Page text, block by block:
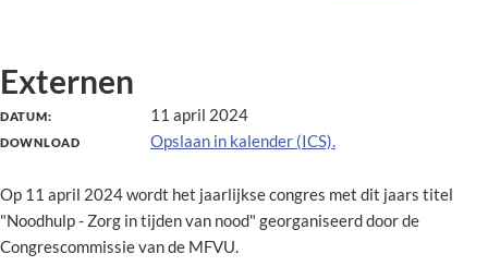
Externen
DATUM: 11 april 2024
DOWNLOAD Opslaan in kalender (ICS).
Op 11 april 2024 wordt het jaarlijkse congres met dit jaars titel
"Noodhulp - Zorg in tijden van nood" georganiseerd door de
Congrescommissie van de MFVU.